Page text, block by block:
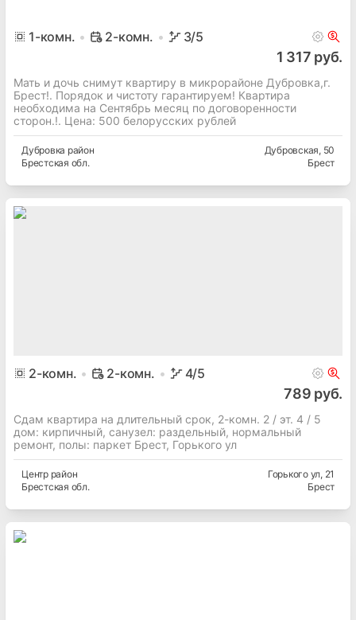
1-комн. 2-комн. 3/5
1 317 руб.
Мать и дочь снимут квартиру в микрорайоне Дубровка,г.
Брест!. Порядок и чистоту гарантируем! Квартира
необходима на Сентябрь месяц по договоренности
сторон.!. Цена: 500 белорусских рублей
Дубровка район
Брестская обл.
Дубровская, 50
Брест
2-комн. 2-комн. 4/5
789 руб.
Сдам квартира на длительный срок, 2-комн. 2 / эт. 4 / 5
дом: кирпичный, cанузел: раздельный, нормальный
ремонт, полы: паркет Брест, Горького ул
Центррайон
Брестская обл.
Горького ул, 21
Брест